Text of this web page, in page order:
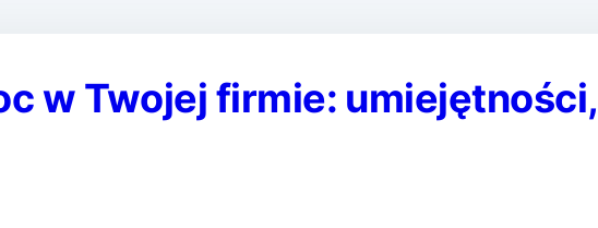
w Twojej firmie: